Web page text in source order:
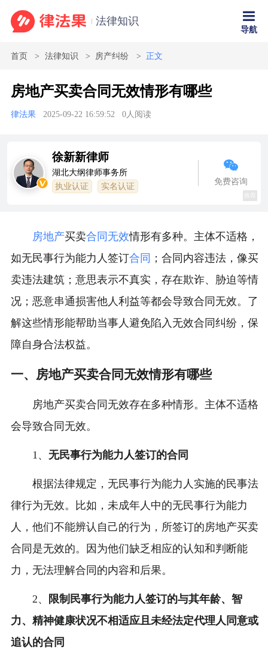
法律知识
导航
首页 法律知识 房产纠纷 正文
房地产买卖合同无效情形有哪些
律法果 2025-09-22 16:59:52 0人阅读
徐新新律师
湖北大纲律师事务所
执业认证 实名认证
免费咨询
房地产买卖合同无效情形有多种。主体不适格，
如无民事行为能力人签订合同 ；合同内容违法，像买
卖违法建筑；意思表示不真实，存在欺诈、胁迫等情
况；恶意串通损害他人利益等都会导致合同无效。了
解这些情形能帮助当事人避免陷入无效合同纠纷，保
障自身合法权益。
一、房地产买卖合同无效情形有哪些
房地产买卖合同无效存在多种情形。主体不适格
会导致合同无效。
1、 无民事行为能力人签订的合同
根据法律规定，无民事行为能力人实施的民事法
律行为无效。比如，未成年人中的无民事行为能力
人，他们不能辨认自己的行为，所签订的房地产买卖
合同是无效的。因为他们缺乏相应的认知和判断能
力，无法理解合同的内容和后果。
2、
限制民事行为能力人签订的与其年龄、智
力、精神健康状况不相适应且未经法定代理人同意或
追认的合同